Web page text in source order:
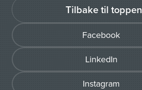
Facebook
LinkedIn
Instagram
Tilbake til toppen